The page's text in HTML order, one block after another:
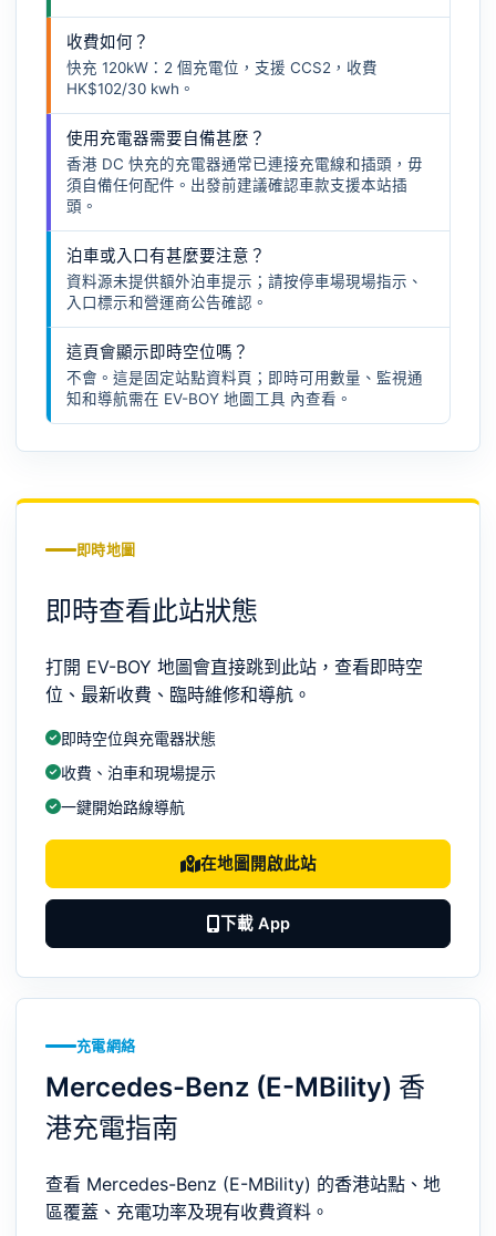
收費如何？
快充 120kW：2 個充電位，支援 CCS2，收費
HK$102/30 kwh。
使用充電器需要自備甚麼？
香港 DC 快充的充電器通常已連接充電線和插頭，毋
須自備任何配件。出發前建議確認車款支援本站插
頭。
泊車或入口有甚麼要注意？
資料源未提供額外泊車提示；請按停車場現場指示、
入口標示和營運商公告確認。
這頁會顯示即時空位嗎？
不會。這是固定站點資料頁；即時可用數量、監視通
知和導航需在 EV-BOY 地圖工具 內查看。
即時地圖
即時查看此站狀態
打開 EV-BOY 地圖會直接跳到此站，查看即時空
位、最新收費、臨時維修和導航。
即時空位與充電器狀態
收費、泊車和現場提示
一鍵開始路線導航
在地圖開啟此站
下載 App
充電網絡
Mercedes-Benz (E-MBility) 香
港充電指南
查看 Mercedes-Benz (E-MBility) 的香港站點、地
區覆蓋、充電功率及現有收費資料。